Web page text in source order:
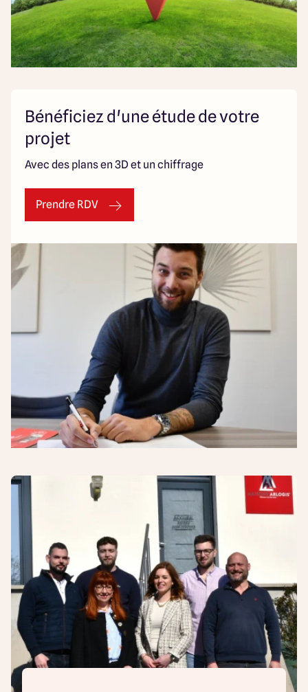
Bénéficiez d'une étude de votre
projet
Avec des plans en 3D et un chiffrage
Prendre RDV